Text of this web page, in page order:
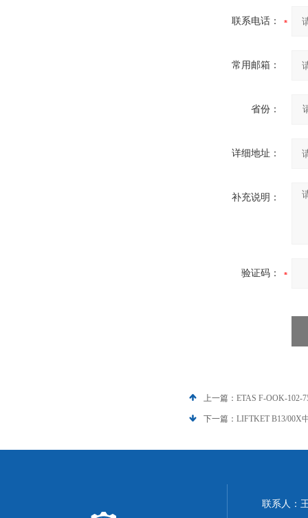
联系电话：
常用邮箱：
省份：
详细地址：
补充说明：
验证码：
上一篇： ETAS F-OOK-102-
下一篇： LIFTKET B13/00X
联系人：